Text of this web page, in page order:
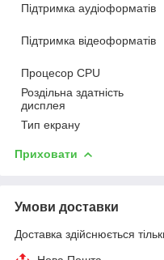
Підтримка аудіоформатів
Підтримка відеоформатів
Процесор CPU
Роздільна здатність
дисплея
Тип екрану
Приховати
Умови доставки
Доставка здійснюється